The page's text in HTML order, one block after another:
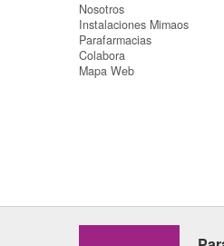
Nosotros
Instalaciones Mimaos
Parafarmacias
Colabora
Mapa Web